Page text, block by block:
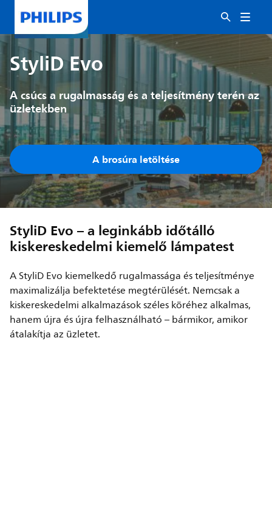
StyliD Evo
A csúcs a rugalmasság és a teljesítmény terén az
üzletekben
A brosúra letöltése
StyliD Evo – a leginkább időtálló
kiskereskedelmi kiemelő lámpatest
A StyliD Evo kiemelkedő rugalmassága és teljesítménye
maximalizálja befektetése megtérülését. Nemcsak a
kiskereskedelmi alkalmazások széles köréhez alkalmas,
hanem újra és újra felhasználható – bármikor, amikor
átalakítja az üzletet.